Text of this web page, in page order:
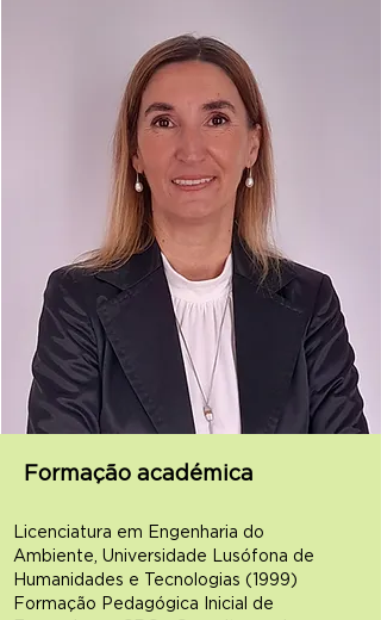
Formação académica
Licenciatura em Engenharia do
Ambiente, Universidade Lusófona de
Humanidades e Tecnologias (1999)
Formação Pedagógica Inicial de